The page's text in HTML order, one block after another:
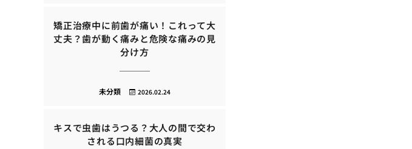
矯正治療中に前歯が痛い！これって大
丈夫？歯が動く痛みと危険な痛みの見
分け方
2026.02.24
未分類
キスで虫歯はうつる？大人の間で交わ
される口内細菌の真実